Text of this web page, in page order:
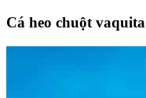
Cá heo chuột vaquita